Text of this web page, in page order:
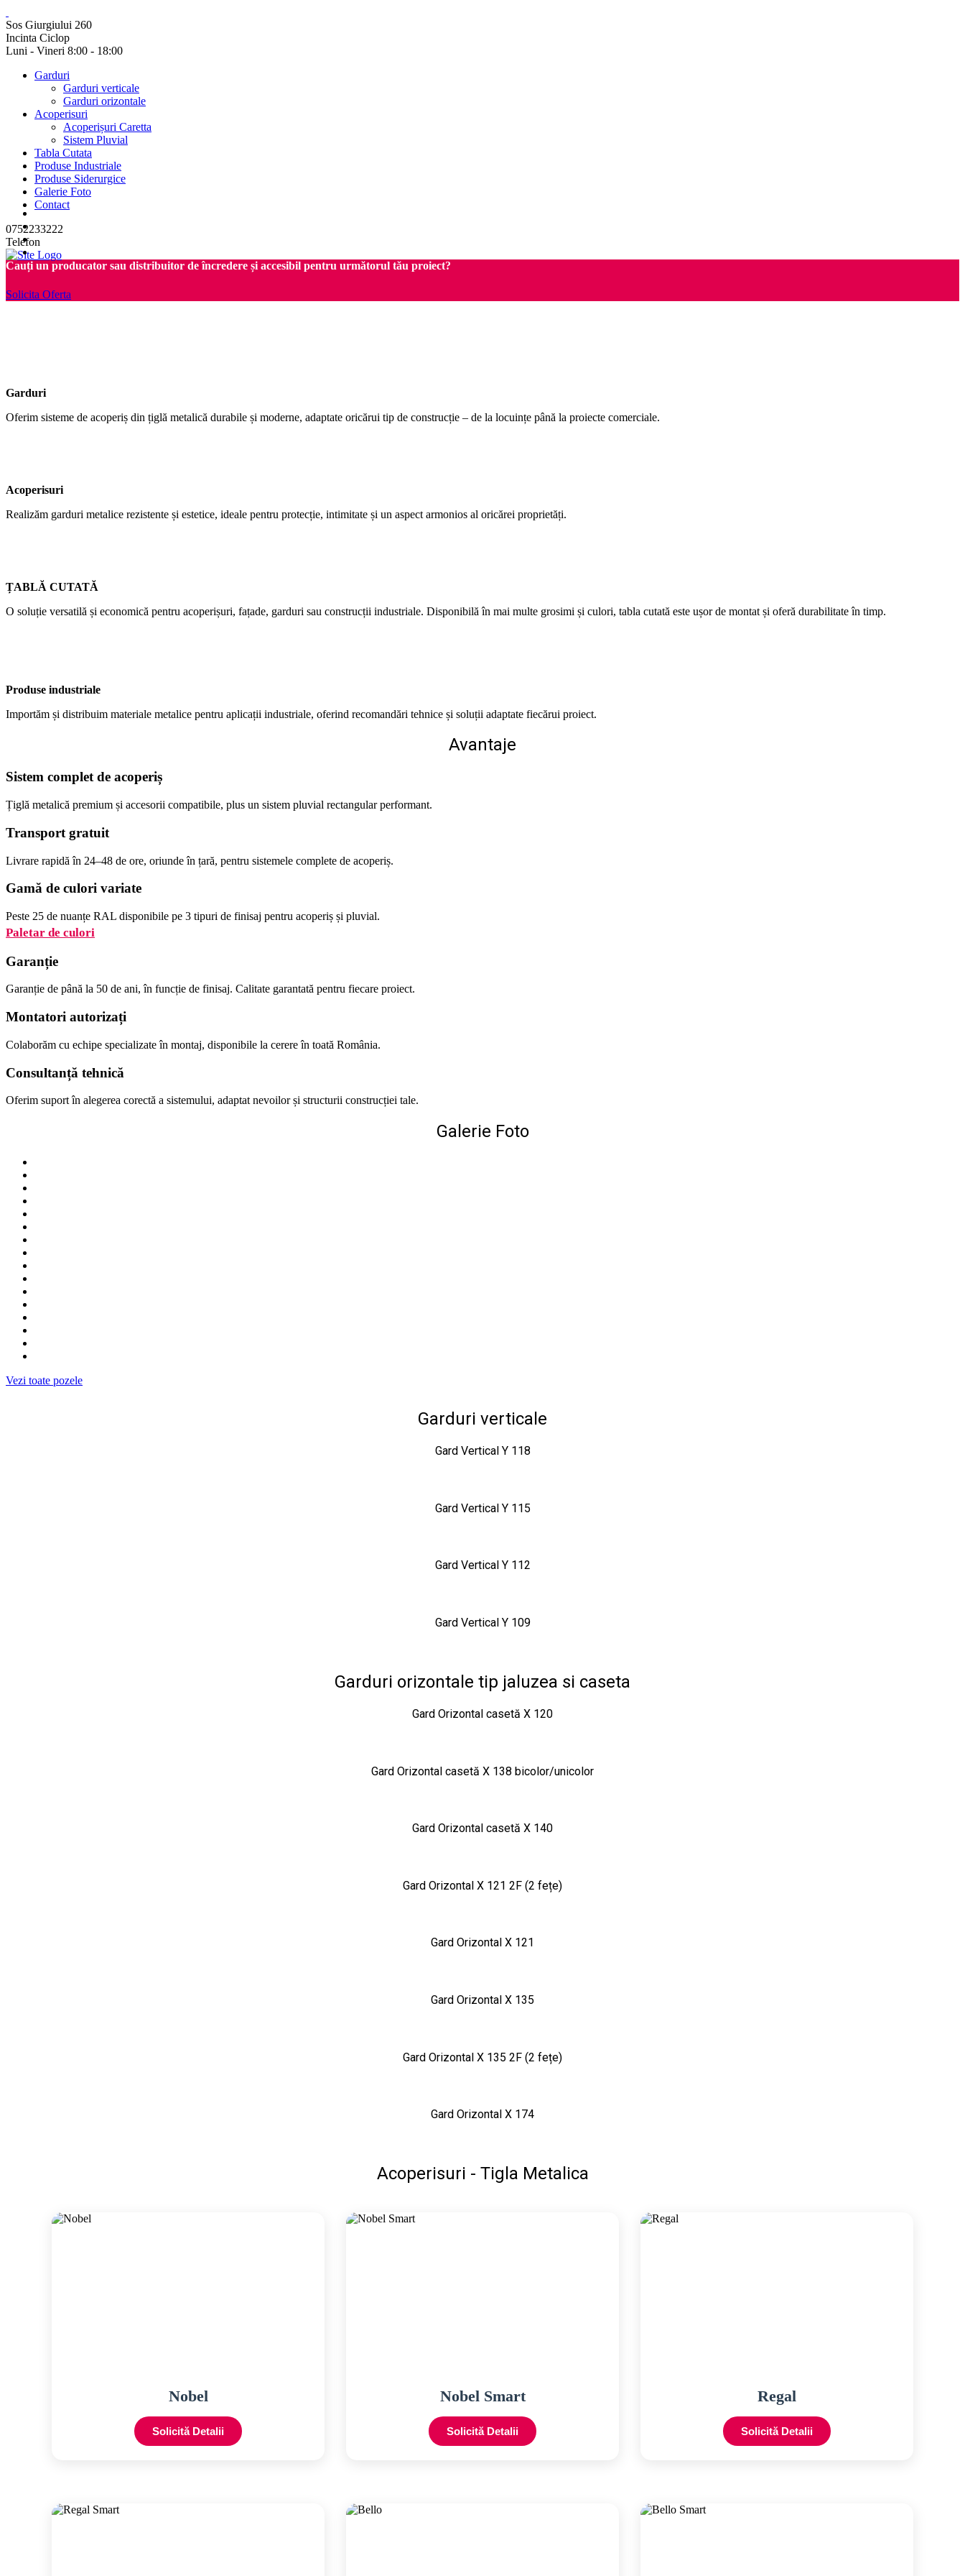
Sos Giurgiului 260
Incinta Ciclop
Luni - Vineri 8:00 - 18:00
Garduri
Garduri verticale
Garduri orizontale
Acoperisuri
Acoperișuri Caretta
Sistem Pluvial
Tabla Cutata
Produse Industriale
Produse Siderurgice
Galerie Foto
Contact
0752233222
Telefon
Cauți un producator sau distribuitor de încredere și accesibil pentru următorul tău proiect?
Solicita Oferta
Garduri
Oferim sisteme de acoperiș din țiglă metalică durabile și moderne, adaptate oricărui tip de construcție – de la locuințe până la proiecte comerciale.
Acoperisuri
Realizăm garduri metalice rezistente și estetice, ideale pentru protecție, intimitate și un aspect armonios al oricărei proprietăți.
ȚABLĂ CUTATĂ
O soluție versatilă și economică pentru acoperișuri, fațade, garduri sau construcții industriale. Disponibilă în mai multe grosimi și culori, tabla cutată este ușor de montat și oferă durabilitate în timp.
Produse industriale
Importăm și distribuim materiale metalice pentru aplicații industriale, oferind recomandări tehnice și soluții adaptate fiecărui proiect.
Avantaje
Sistem complet de acoperiș
Țiglă metalică premium și accesorii compatibile, plus un sistem pluvial rectangular performant.
Transport gratuit
Livrare rapidă în 24–48 de ore, oriunde în țară, pentru sistemele complete de acoperiș.
Gamă de culori variate
Peste 25 de nuanțe RAL disponibile pe 3 tipuri de finisaj pentru acoperiș și pluvial.
Paletar de culori
Garanție
Garanție de până la 50 de ani, în funcție de finisaj. Calitate garantată pentru fiecare proiect.
Montatori autorizați
Colaborăm cu echipe specializate în montaj, disponibile la cerere în toată România.
Consultanță tehnică
Oferim suport în alegerea corectă a sistemului, adaptat nevoilor și structurii construcției tale.
Galerie Foto
Vezi toate pozele
Garduri verticale
Gard Vertical Y 118
Gard Vertical Y 115
Gard Vertical Y 112
Gard Vertical Y 109
Garduri orizontale tip jaluzea si caseta
Gard Orizontal casetă X 120
Gard Orizontal casetă X 138 bicolor/unicolor
Gard Orizontal casetă X 140
Gard Orizontal X 121 2F (2 fețe)
Gard Orizontal X 121
Gard Orizontal X 135
Gard Orizontal X 135 2F (2 fețe)
Gard Orizontal X 174
Acoperisuri - Tigla Metalica
Nobel
Solicită Detalii
Nobel Smart
Solicită Detalii
Regal
Solicită Detalii